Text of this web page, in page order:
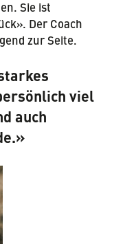
Sie ist
Der Coach
zur Seite.
viel
auch